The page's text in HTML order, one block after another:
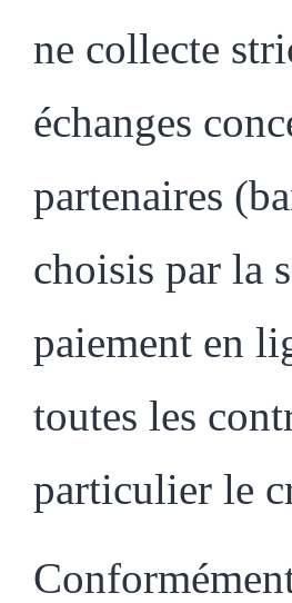
ne collecte
échanges
partenaires
choisis par la
paiement en
toutes les
particulier le